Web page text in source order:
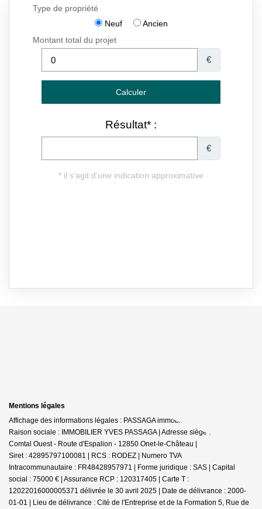
Mentions légales
Affichage des informations légales : PASSAGA immobilier - Onet-le-Château |
Raison sociale : IMMOBILIER YVES PASSAGA | Adresse siège social : Le
Comtal Ouest - Route d'Espalion - 12850 Onet-le-Château |
Siret : 42895797100081 | RCS : RODEZ | Numero TVA
Intracommunautaire : FR48428957971 | Forme juridique : SAS | Capital
social : 75000 € | Assurance RCP : 120317405 | Carte T :
12022016000005371 délivrée le 30 avril 2025 | Date de délivrance : 2000-
01-01 | Lieu de délivrance : Cité de l'Entreprise et de la Formation 5, Rue de